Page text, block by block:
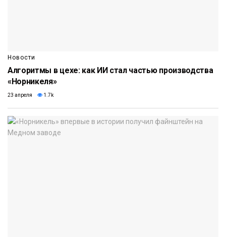
Новости
Алгоритмы в цехе: как ИИ стал частью производства
«Норникеля»
23 апреля 1.7k